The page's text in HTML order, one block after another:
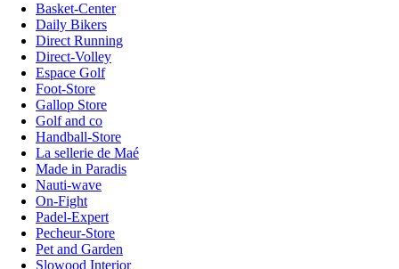
Basket-Center
Daily Bikers
Direct Running
Direct-Volley
Espace Golf
Foot-Store
Gallop Store
Golf and co
Handball-Store
La sellerie de Maé
Made in Paradis
Nauti-wave
On-Fight
Padel-Expert
Pecheur-Store
Pet and Garden
Slowood Interior